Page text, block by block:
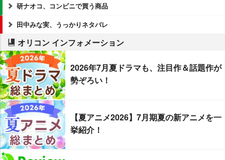
研ナオコ、コンビニで買う商品
田中みな実、うっかりネタバレ
オリコン インフォメーション
2026年7月夏ドラマも、注目作＆話題作が
勢ぞろい！
【夏アニメ2026】7月期夏の新アニメを一
挙紹介！